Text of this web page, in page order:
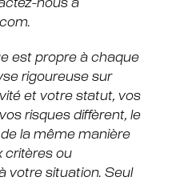
nous à
.
est propre à chaque
rigoureuse sur
et votre statut, vos
risques diffèrent, le
la même manière
critères ou
votre situation. Seul